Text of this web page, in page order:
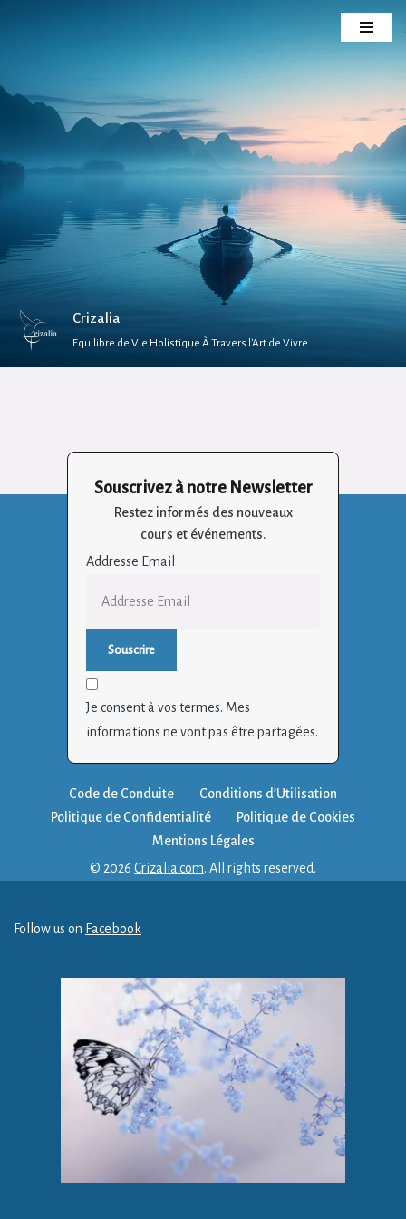
contenu
Crizalia
Equilibre de Vie Holistique À Travers l'Art de Vivre
Souscrivez à notre Newsletter
Restez informés des nouveaux
cours et événements.
Addresse Email
Je consent à vos termes. Mes
informations ne vont pas être partagées.
Code de Conduite
Conditions d’Utilisation
Politique de Confidentialité
Politique de Cookies
Mentions Légales
© 2026 Crizalia.com. All rights reserved.
Follow us on Facebook